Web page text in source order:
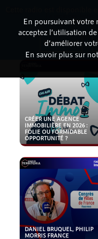
CRÉER UNE AGENCE
IMMOBILIÈRE EN 2026 :
FOLIE OU FORMIDABLE
OPPORTUNITÉ ?
DANIEL BRUQUEL, PHILIP
MORRIS FRANCE
En poursuivant votre
acceptez l’utilisation
d’améliorer
En savoir plus sur
Non merci